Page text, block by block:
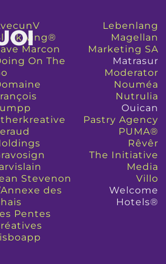
Marcon
On The
Stevenon
des
Pentes
Lebenlang
Magellan
Marketing SA
Matrasur
Moderator
Nouméa
Nutrulia
Ouican
Pastry Agency
PUMA®
Rêvêr
The Initiative
Media
Villo
Welcome
Hotels®